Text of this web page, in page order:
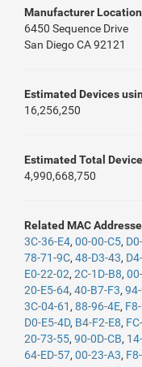
Manufacturer Location
6450 Sequence Drive
San Diego CA 92121
Estimated Devices
16,256,250
Estimated Total
4,990,668,750
Related MAC
3C-36-E4, 00-00-C5,
78-71-9C, 48-D3-43,
E0-22-02, 2C-1D-B8,
20-E5-64, 40-B7-F3,
3C-04-61 , 88-96-4E,
D0-E5-4D, B4-F2-E8,
20-73-55, 90-0D-CB,
64-ED-57, 00-23-A3,